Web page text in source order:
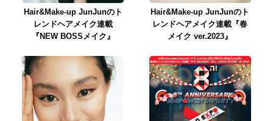
Hair&Make-up JunJunのト
レンドヘアメイク連載
『NEW BOSSメイク』
Hair&Make-up JunJunのト
レンドヘアメイク連載『春
メイク ver.2023』